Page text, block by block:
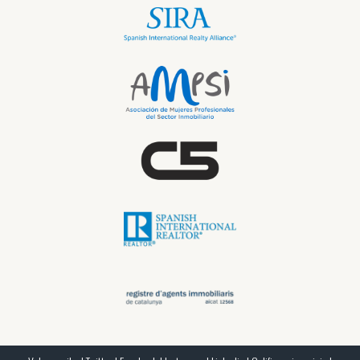
Los honorarios pueden variar dependiendo del
basan en un porcentaje del precio final de la
experiencia en bienes raíces?
Incluso si tienes experiencia previa, contar con un
información valiosa sobre el mercado actual.
Sí, muchos Personal Shoppers también ofrecen
encontrar la propiedad adecuada para alquilar.